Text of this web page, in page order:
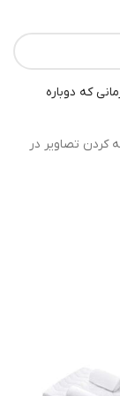
که دوباره
کردن تصاویر در